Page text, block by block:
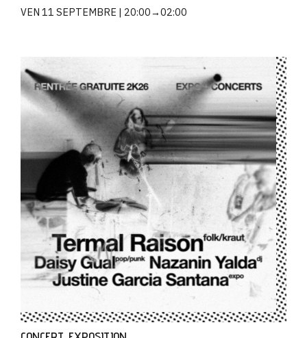
VEN 11 SEPTEMBRE
20:00→02:00